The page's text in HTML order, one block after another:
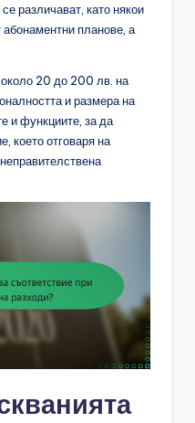
различават, като някои
планове, а
около 20 до 200 лв. на
и размера на
и функциите, за да
което отговаря на